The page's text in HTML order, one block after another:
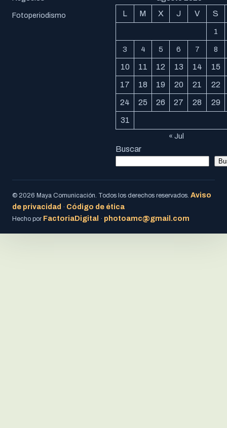
Fotoperiodismo
L
M X J V S
1
3 4 5 6 7 8
10 11 12 13 14 15
17 18 19 20 21 22
24 25 26 27 28 29
31
« Jul
Buscar
© 2026 Maya Comunicación. Todos los derechos reservados. Aviso
de privacidad · Código de ética
Hecho por FactoriaDigital · photoamc@gmail.com